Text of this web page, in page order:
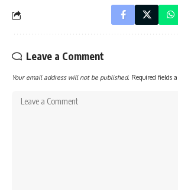
Leave a Comment
Your email address will not be published. Required fields